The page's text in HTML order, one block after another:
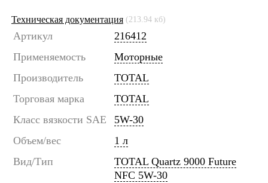
Техническая документация (213.94 кб)
Артикул
216412
Применяемость
Моторные
Производитель
TOTAL
Торговая марка
TOTAL
Класс вязкости SAE
5W-30
Объем/вес
1 л
Вид/Тип
TOTAL Quartz 9000 Future
NFC 5W-30